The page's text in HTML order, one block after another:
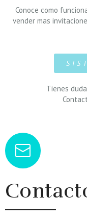
Conoce como
vender mas
Tienes